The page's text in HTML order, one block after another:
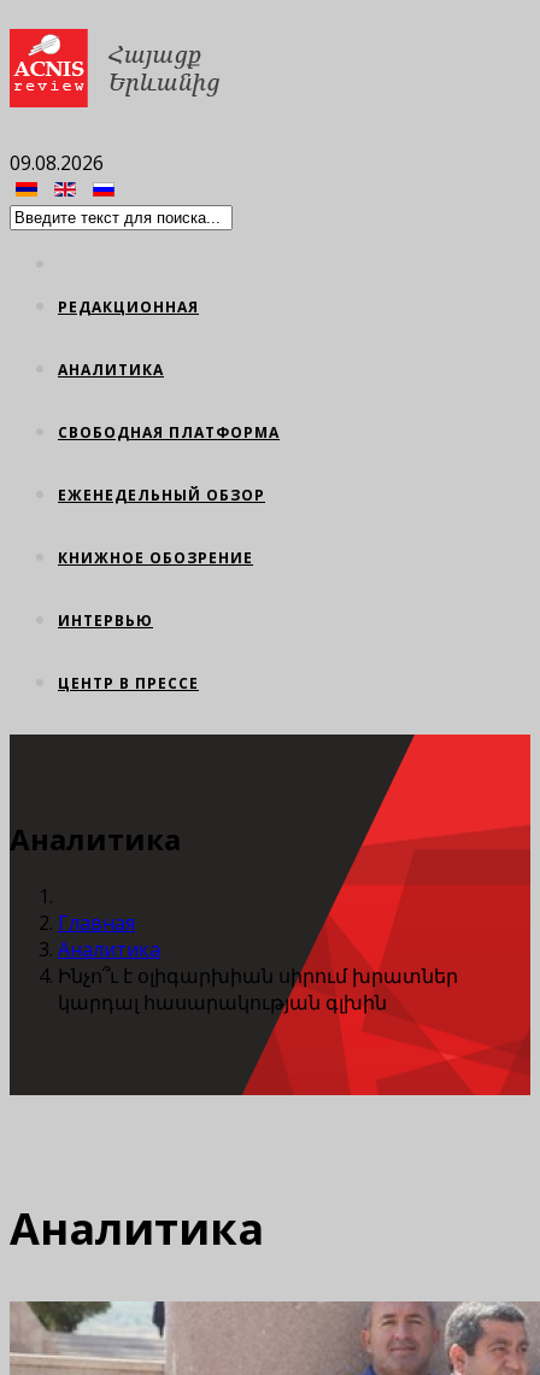
09.08.2026
РЕДАКЦИОННАЯ
АНАЛИТИКА
СВОБОДНАЯ ПЛАТФОРМА
ЕЖЕНЕДЕЛЬНЫЙ ОБЗОР
КНИЖНОЕ ОБОЗРЕНИЕ
ИНТЕРВЬЮ
ЦЕНТР В ПРЕССЕ
Аналитика
Главная
Аналитика
Ինչո՞ւ է օլիգարխիան սիրում խրատներ
կարդալ հասարակության գլխին
Аналитика